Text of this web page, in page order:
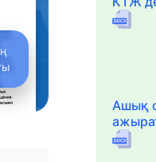
Ашық